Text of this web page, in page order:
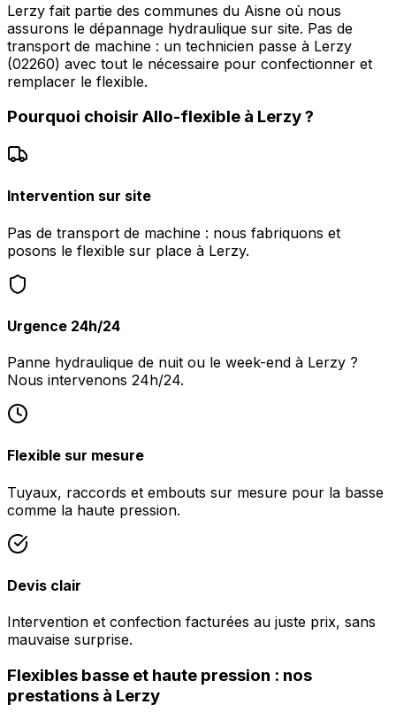
Lerzy fait partie des communes du Aisne où nous
assurons le dépannage hydraulique sur site. Pas de
transport de machine : un technicien passe à Lerzy
(02260) avec tout le nécessaire pour confectionner et
remplacer le flexible.
Pourquoi choisir Allo-flexible à Lerzy?
Intervention sur site
Pas de transport de machine : nous fabriquons et
posons le flexible sur place à Lerzy.
Urgence 24h/24
Panne hydraulique de nuit ou le week-end à Lerzy ?
Nous intervenons 24h/24.
Flexible sur mesure
Tuyaux, raccords et embouts sur mesure pour la basse
comme la haute pression.
Devis clair
Intervention et confection facturées au juste prix, sans
mauvaise surprise.
Flexibles basse et haute pression : nos
prestations à Lerzy